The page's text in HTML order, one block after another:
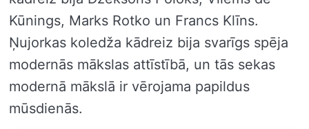
Kūnings, Marks Rotko un Francs Klīns.
Ņujorkas koledža kādreiz bija svarīgs spēja
modernās mākslas attīstībā, un tās sekas
modernā mākslā ir vērojama papildus
mūsdienās.